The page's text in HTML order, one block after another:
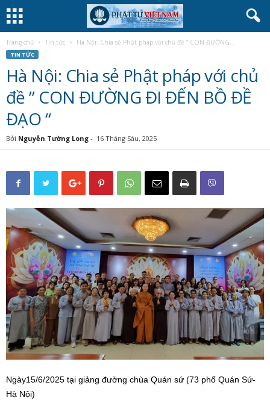
Trang chủ Tin tức Hà Nội: Chia sẻ Phật pháp với chủ đề ” CON ĐƯỜNG...
TIN TỨC
Hà Nội: Chia sẻ Phật pháp với chủ
đề ” CON ĐƯỜNG ĐI ĐẾN BỒ ĐỀ
ĐẠO “
Bởi Nguyễn Tường Long - 16 Tháng Sáu, 2025
Ngày15/6/2025 tại giảng đường chùa Quán sứ (73 phố Quán Sứ-
Hà Nội)